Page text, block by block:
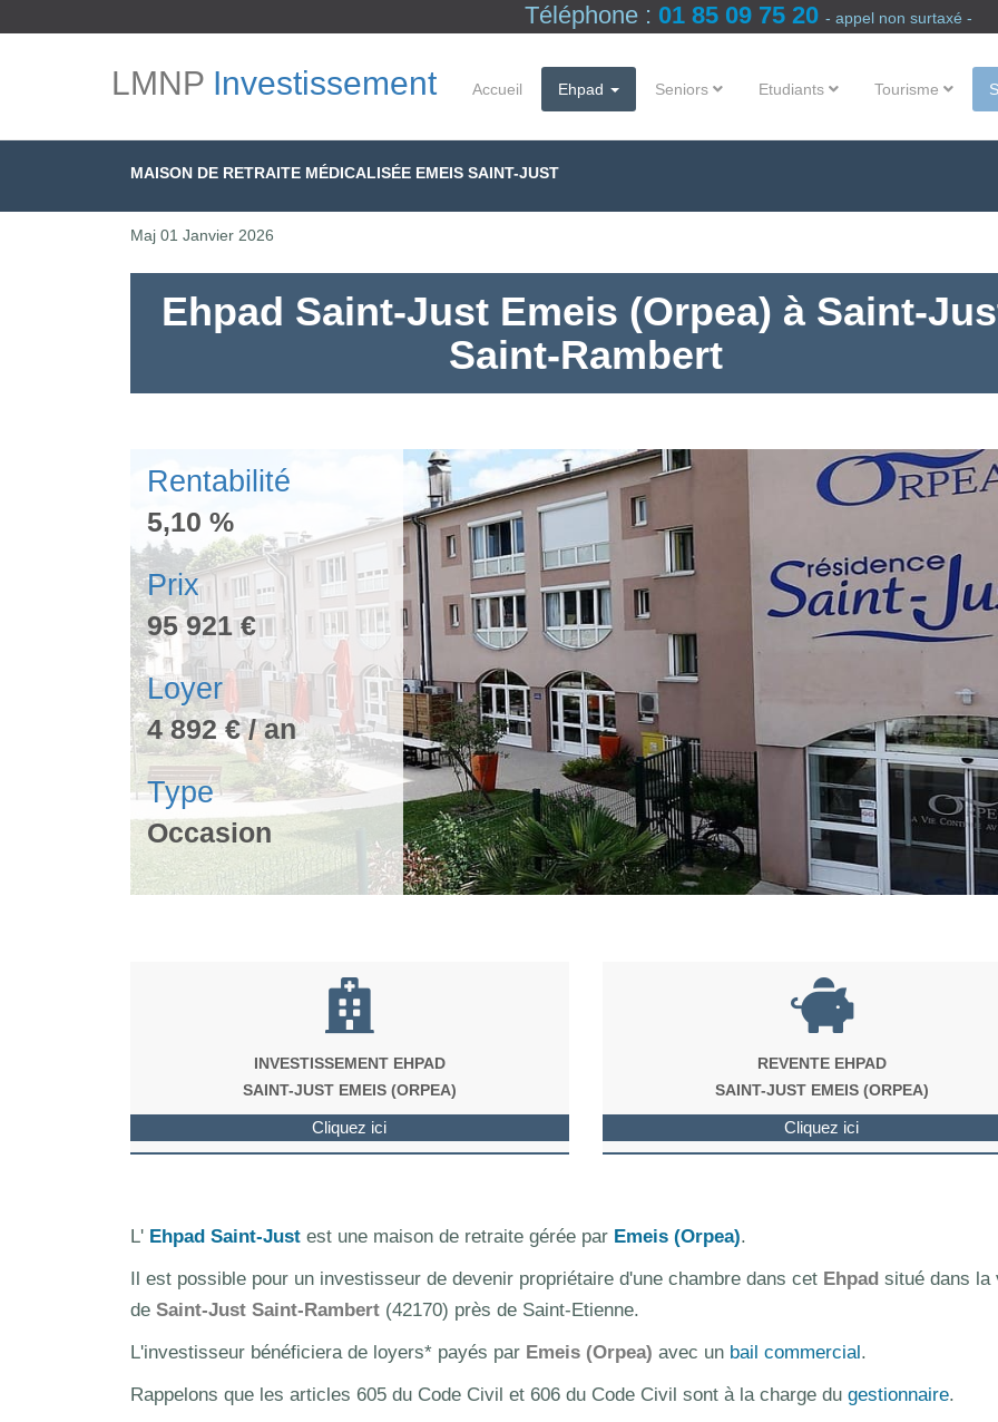
Téléphone : 01 85 09 75 20 - appel non surtaxé -
LMNPInvestissement Accueil Ehpad Seniors Etudiants Tourisme
MAISON DE RETRAITE MÉDICALISÉE EMEIS SAINT-JUST
Maj 01 Janvier 2026
Ehpad Saint-Just Emeis (Orpea) à Saint-
Saint-Rambert
Rentabilité
5,10 %
Prix
95 921 €
Loyer
4 892 € / an
Type
Occasion
INVESTISSEMENT EHPAD
SAINT-JUST EMEIS (ORPEA)
Cliquez ici
REVENTE EHPAD
SAINT-JUST EMEIS (ORPEA)
Cliquez ici
L' Ehpad Saint-Just est une maison de retraite gérée par Emeis (Orpea).
Il est possible pour un investisseur de devenir propriétaire d'une chambre dans cet Ehpad situé dans la
de Saint-Just Saint-Rambert (42170) près de Saint-Etienne.
L'investisseur bénéficiera de loyers* payés par Emeis (Orpea) avec un bail commercial.
Rappelons que les articles 605 du Code Civil et 606 du Code Civil sont à la charge du gestionnaire.